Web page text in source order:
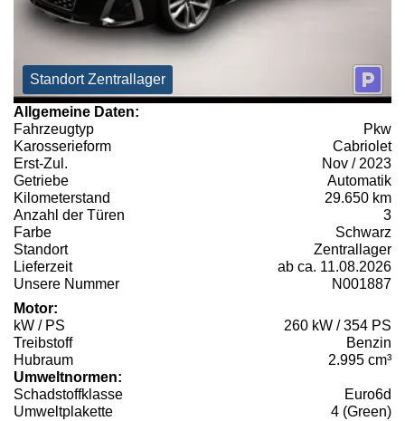
Standort Zentrallager
Allgemeine Daten:
Fahrzeugtyp
Pkw
Karosserieform
Cabriolet
Erst-Zul.
Nov / 2023
Getriebe
Automatik
Kilometerstand
29.650 km
Anzahl der Türen
3
Farbe
Schwarz
Standort
Zentrallager
Lieferzeit
ab ca. 11.08.2026
Unsere Nummer
N001887
Motor:
kW / PS
260 kW / 354 PS
Treibstoff
Benzin
Hubraum
2.995 cm³
Umweltnormen:
Schadstoffklasse
Euro6d
Umweltplakette
4 (Green)